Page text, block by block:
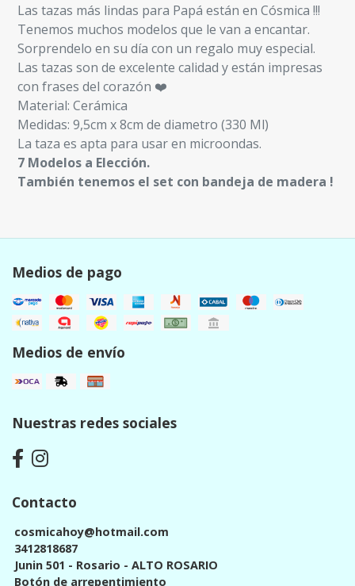
Las tazas más lindas para Papá están en Cósmica !!!
Tenemos muchos modelos que le van a encantar.
Sorprendelo en su día con un regalo muy especial.
Las tazas son de excelente calidad y están impresas
con frases del corazón ❤️
Material: Cerámica
Medidas: 9,5cm x 8cm de diametro (330 Ml)
La taza es apta para usar en microondas.
7 Modelos a Elección.
También tenemos el set con bandeja de madera !
Medios de pago
Medios de envío
Nuestras redes sociales
Contacto
cosmicahoy@hotmail.com
3412818687
Junin 501 - Rosario - ALTO ROSARIO
Botón de arrepentimiento